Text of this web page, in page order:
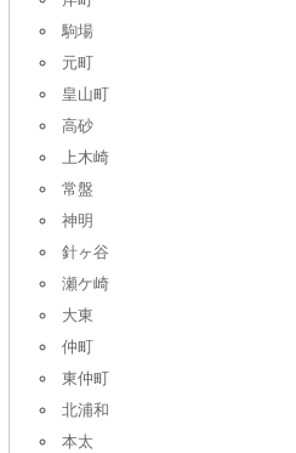
駒場
元町
皇山町
高砂
上木崎
常盤
神明
針ヶ谷
瀬ケ崎
大東
仲町
東仲町
北浦和
本太